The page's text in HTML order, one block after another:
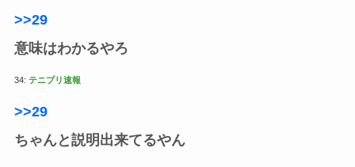
>>29
意味はわかるやろ
34: テニプリ速報
>>29
ちゃんと説明出来てるやん